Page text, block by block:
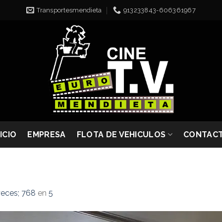
Transportesmendieta 913233843-606361967
EMPRESA FLOTA DE VEHICULOS
768 en 5